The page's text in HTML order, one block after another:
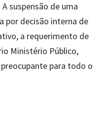
suspensão de uma
por decisão interna de
a requerimento de
Ministério Público,
para todo o